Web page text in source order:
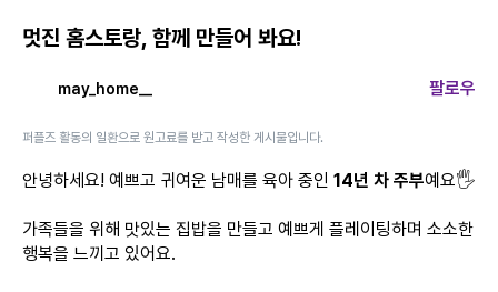
멋진 홈스토랑, 함께 만들어 봐요!
may_home__ 팔로우
퍼플즈 활동의 일환으로 원고료를 받고 작성한 게시물입니다.
안녕하세요! 예쁘고 귀여운 남매를 육아 중인 14년 차 주부예요🖐️
가족들을 위해 맛있는 집밥을 만들고 예쁘게 플레이팅하며 소소한
행복을 느끼고 있어요.